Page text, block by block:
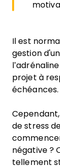
Il est
gestion
projet à
échéances.
de stress
négative ?
tellement